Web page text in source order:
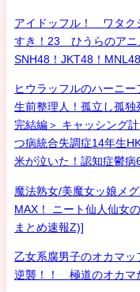
アイドッフル！ ワタク
すき！23 ひうらのアニ
SNH48！JKT48！
ヒウラッフルのハーニ
生前整理人！孤立し孤
完結編＞ キャッシング
つ病統合失調症14年生
米が泣いた！認知症鬱
魔法熟女/美魔女ッ娘メ
MAX！ ニート仙人仙女
まとめ速報Z)]
乙女系腐男子のオカマ
逆襲！！ 極道のオカマ